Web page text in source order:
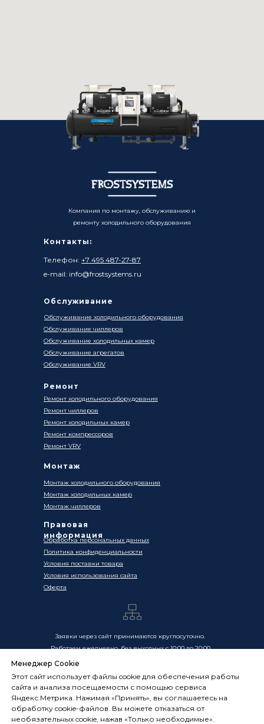
Контакты:
Телефон: +7 495 487-27-87
e-mail: info@frostsystems.ru
Ремонт
Цены, указанные на сайте, носят информационный
характер и не являются публичной офертой в смысле
ст. 437 ГК РФ. Окончательная стоимость товаров и услуг
определяется индивидуально и фиксируется в
Спецификации. Условия оказания услуг определяются
Заявки через сайт принимаются круглосуточно.
Работаем ежедневно, без выходных с 10:00 до 20:00
Обработка персональных данных
Политика конфиденциальности
Условия поставки товара
Оферта
Условия использования сайта
Компания по монтажу, обслуживанию и
ремонту холодильного оборудования
Ремонт холодильного оборудования
Ремонт чиллеров
Ремонт холодильных камер
Ремонт компрессоров
Ремонт VRV
Монтаж
Правовая
информация
Монтаж холодильного оборудования
Монтаж чиллеров
Монтаж холодильных камер
Обслуживание
Обслуживание холодильного оборудования
Обслуживание чиллеров
Обслуживание холодильных камер
Обслуживание агрегатов
Обслуживание VRV
Менеджер Cookie
Этот сайт использует файлы cookie для обеспечения работы
сайта и анализа посещаемости с помощью сервиса
Яндекс.Метрика. Нажимая «Принять», вы соглашаетесь на
обработку cookie-файлов. Вы можете отказаться от
необязательных cookie, нажав «Только необходимые».